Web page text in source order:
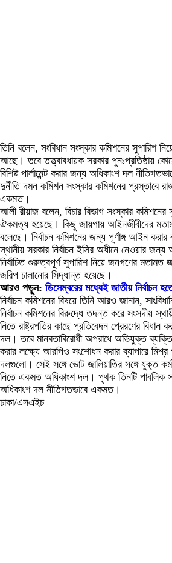
তিনি বলেন, সংবিধান সংস্কার কমিশনের সুপারিশ
আছে। তবে তত্ত্বাবধায়ক সরকার পুনঃপ্রতিষ্ঠায়
বিশিষ্ট পার্লামেন্ট করার জন্য অধিকাংশ দল
দুর্নীতি দমন কমিশন সংস্কার কমিশনের প্রস্তাবে
একমত।
আলী রীয়াজ বলেন, বিচার বিভাগ সংস্কার কমিশনের
ঐকমত্য হয়েছে। কিছু জায়গায় আইনজীবীদের
বলেছে। নির্বাচন কমিশনের জন্য পূর্ণাঙ্গ আইন
স্থানীয় সরকার নির্বাচন ইসির অধীনে নেওয়ার
নির্বাচিত গুরুত্বপূর্ণ সুপারিশ নিয়ে জনগণের মতামত
জরিপ চালানোর সিদ্ধান্ত হয়েছে।
আরও পড়ুন: ডিসেম্বরের মধ্যেই জাতীয় নির্বাচন
নির্বাচন কমিশনের বিষয়ে তিনি আরও জানান,
নির্বাচন কমিশনের বিরুদ্ধে তদন্ত করে সংসদীয়
নিতে রাষ্ট্রপতির কাছে প্রতিবেদন প্রেরণের
দল। তবে মানবতাবিরোধী অপরাধে অভিযুক্ত
করার লক্ষ্যে আরপিও সংশোধন করার ব্যাপারে মিশ্র
দলগুলো। সেই সঙ্গে ভোট জালিয়াতির সঙ্গে যুক্ত
নিতে একমত অধিকাংশ দল। পৃথক তিনটি পাবলিক
অধিকাংশ দল নীতিগতভাবে একমত।
ঢাকা/এসএইচ